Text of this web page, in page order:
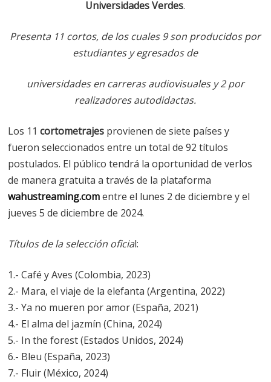
Universidades Verdes.
Presenta 11 cortos, de los cuales 9 son producidos por
estudiantes y egresados de
universidadesen carreras audiovisuales y 2 por
realizadores autodidactas.
Los 11 cortometrajes provienen de siete países y
fueron seleccionados entre un total de 92 títulos
postulados. El público tendrá la oportunidad de verlos
de manera gratuita a través de la plataforma
wahustreaming.comentre el lunes 2 de diciembre y el
jueves 5 de diciembre de 2024.
Títulos de la selección oficial:
1.- Café y Aves (Colombia, 2023)
2.- Mara, el viaje de la elefanta (Argentina, 2022)
3.- Ya no mueren por amor (España, 2021)
4.- El alma del jazmín (China, 2024)
5.- In the forest (Estados Unidos, 2024)
6.- Bleu (España, 2023)
7.- Fluir (México, 2024)